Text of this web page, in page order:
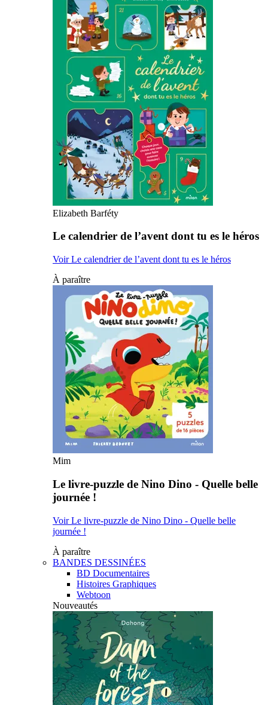
Elizabeth Barféty
Le calendrier de l’avent dont tu es le héros
Voir Le calendrier de l’avent dont tu es le héros
À paraître
Mim
Le livre-puzzle de Nino Dino - Quelle belle
journée !
Voir Le livre-puzzle de Nino Dino - Quelle belle
journée !
À paraître
BANDES DESSINÉES
BD Documentaires
Histoires Graphiques
Webtoon
Nouveautés